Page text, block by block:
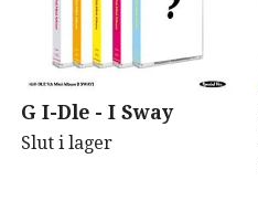
G I-Dle - I Sway
Slut i lager